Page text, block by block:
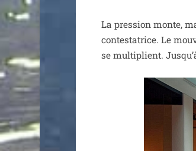
La pres­sion monte,
contes­ta­trice. Le
se mul­ti­plient.